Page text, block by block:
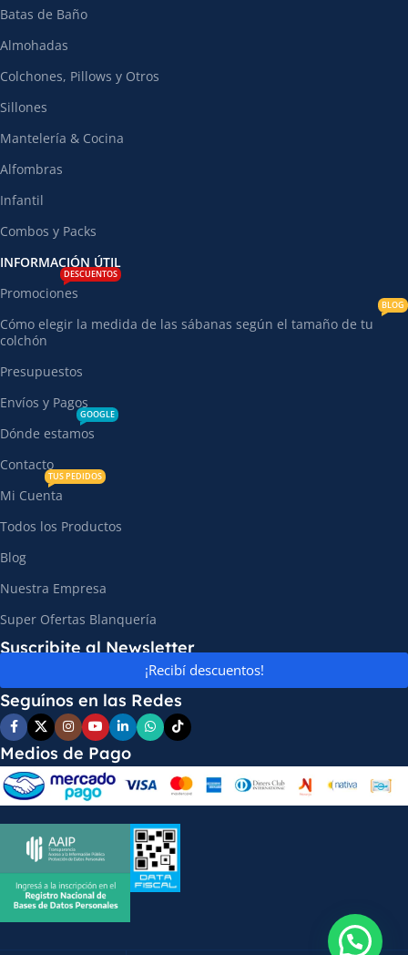
Batas de Baño
Almohadas
Colchones, Pillows y Otros
Sillones
Mantelería & Cocina
Alfombras
Infantil
Combos y Packs
INFORMACIÓN ÚTIL
Promociones
DESCUENTOS
Cómo elegir la medida de las sábanas según el tamaño de tu
colchón
BLOG
Presupuestos
Envíos y Pagos
Dónde estamos
GOOGLE
Contacto
Mi Cuenta
TUS PEDIDOS
Todos los Productos
Blog
Nuestra Empresa
Super Ofertas Blanquería
Suscribite al Newsletter
¡Recibí descuentos!
Seguínos en las Redes
Medios de Pago